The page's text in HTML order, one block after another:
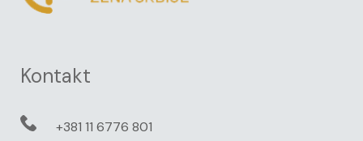
Kontakt
+381 11 6776 801